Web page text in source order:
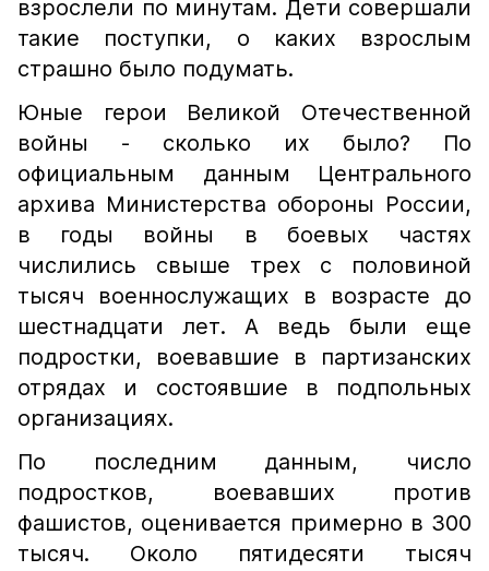
взрослели по минутам. Дети совершали
такие поступки, о каких взрослым
страшно было подумать.
Юные герои Великой Отечественной
войны - сколько их было? По
официальным данным Центрального
архива Министерства обороны России,
в годы войны в боевых частях
числились свыше трех с половиной
тысяч военнослужащих в возрасте до
шестнадцати лет. А ведь были еще
подростки, воевавшие в партизанских
отрядах и состоявшие в подпольных
организациях.
По последним данным, число
подростков, воевавших против
фашистов, оценивается примерно в 300
тысяч. Около пятидесяти тысяч